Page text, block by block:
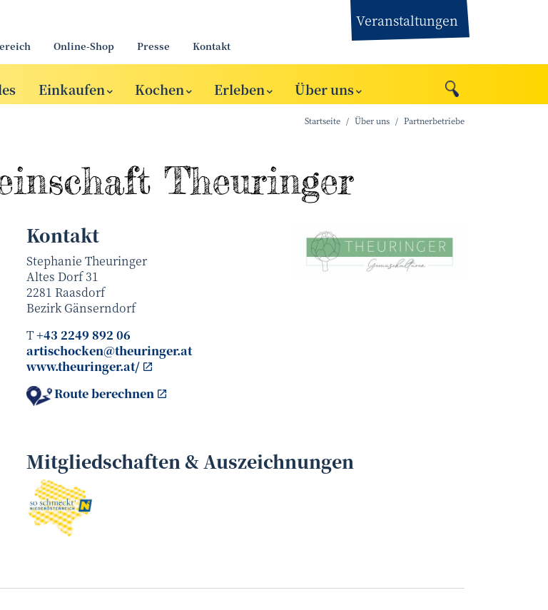
Online-Shop Presse Kontakt
Veranstaltungen
Einkaufen Kochen Erleben Über uns
Startseite Über uns Partnerbetriebe
Theuringer
Theuringer
Kontakt
Stephanie Theuringer
Altes Dorf 31
2281 Raasdorf
BezirkGänserndorf
T+43 2249 892 06
artischocken@theuringer.at
www.theuringer.at/
Route berechnen
Mitgliedschaften & Auszeichnungen